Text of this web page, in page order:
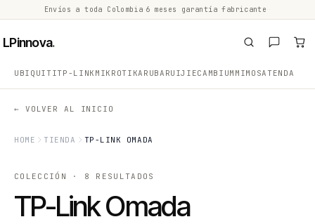
Envíos a toda Colombia 6 meses garantía fabricante
LPinnova.
UBIQUITITP-LINK MIKROTIKARUBA RUIJIECAMBIUM MIMOSATENDA
← VOLVER AL INICIO
HOME TIENDA TP-LINK OMADA
COLECCIÓN · 8 RESULTADOS
TP-Link Omada